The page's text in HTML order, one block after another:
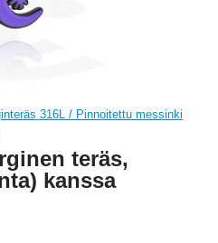
316L / Pinnoitettu messinki
teräs,
kanssa